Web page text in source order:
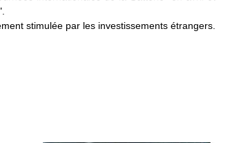
stimulée par les investissements étrangers.